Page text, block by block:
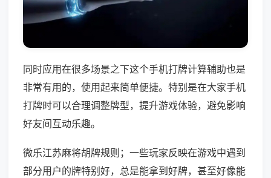
同时应用在很多场景之下这个手机打牌计算辅助也是
非常有用的，使用起来简单便捷。特别是在大家手机
打牌时可以合理调整牌型，提升游戏体验，避免影响
好友间互动乐趣。
微乐江苏麻将胡牌规则；一些玩家反映在游戏中遇到
部分用户的牌特别好，总是能拿到好牌，甚至好像能